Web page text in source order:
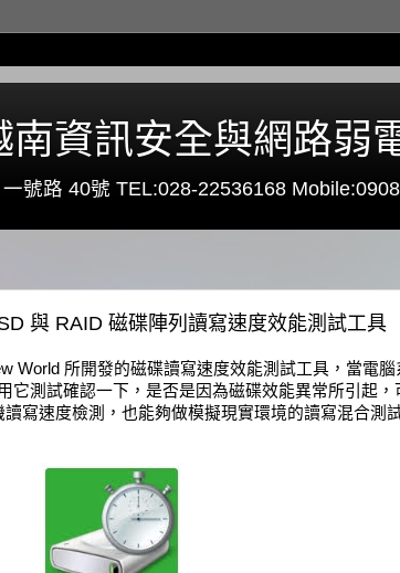
南資訊安全與網路弱
號路 40號 TEL:028-22536168
與 RAID 磁碟陣列讀寫速度效能測試工具
World 所開發的磁碟讀寫速度效能測試工具，當電腦
它測試確認一下，是否是因為磁碟效能異常所引起，
寫速度檢測，也能夠做模擬現實環境的讀寫混合測